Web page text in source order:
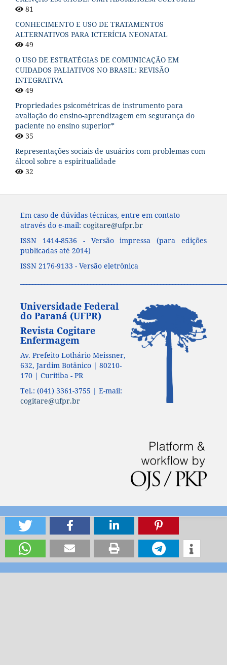
81
CONHECIMENTO E USO DE TRATAMENTOS
ALTERNATIVOS PARA ICTERÍCIA NEONATAL
49
O USO DE ESTRATÉGIAS DE COMUNICAÇÃO EM
CUIDADOS PALIATIVOS NO BRASIL: REVISÃO
INTEGRATIVA
49
Propriedades psicométricas de instrumento para
avaliação do ensino-aprendizagem em segurança do
paciente no ensino superior*
35
Representações sociais de usuários com problemas com
álcool sobre a espiritualidade
32
Em caso de dúvidas técnicas, entre em contato
através do e-mail: cogitare@ufpr.br
ISSN 1414-8536 - Versão impressa (para edições
publicadas até 2014)
ISSN 2176-9133 - Versão eletrônica
Universidade Federal
do Paraná (UFPR)
Revista Cogitare
Enfermagem
Av. Prefeito Lothário Meissner,
632, Jardim Botânico | 80210-
170 | Curitiba - PR
Tel.: (041) 3361-3755 | E-mail:
cogitare@ufpr.br